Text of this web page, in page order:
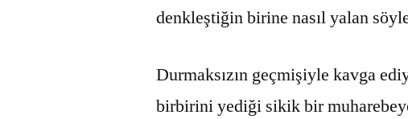
denkleştiğin birine nasıl yalan
Durmaksızın geçmişiyle kavga
birbirini yediği sikik bir